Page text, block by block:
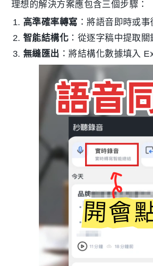
理想的解決方案應包含三個步驟：
高準確率轉寫 ：將語音即時或事
智能結構化 ：從逐字稿中提取關
無縫匯出 ：將結構化數據填入